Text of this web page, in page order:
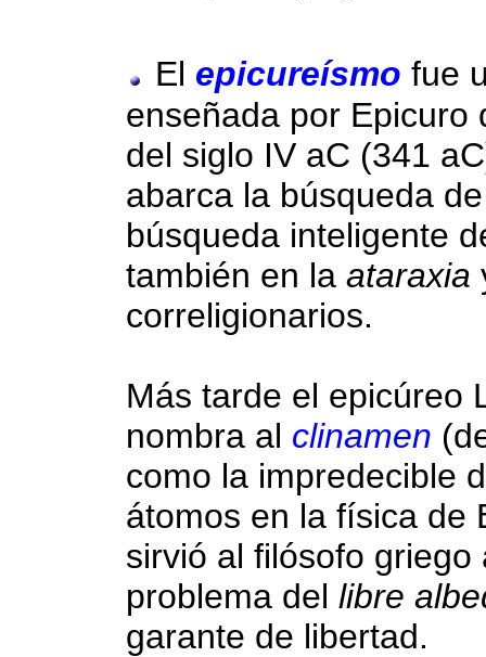
El epicureísmo fue
enseñada por Epicuro
del siglo IV aC (341
abarca la búsqueda
búsqueda inteligente
también en la ataraxia
correligionarios.
Más tarde el epicúreo
nombra al clinamen
como la impredecible
átomos en la física de
sirvió al filósofo
problema del libre
garante de libertad.